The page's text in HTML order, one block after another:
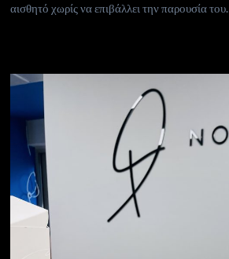
αισθητό χωρίς να επιβάλλει την παρουσία του.